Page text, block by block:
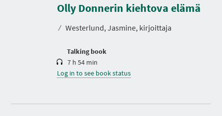
Olly Donnerin kiehtova elämä
⁄ Westerlund, Jasmine, kirjoittaja
Talking book
r
a
i
7 h 54 min
Log in to see book status